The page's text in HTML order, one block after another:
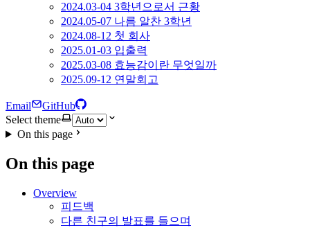
2024.03-04 3학년으로서 근황
2024.05-07 나름 알찬 3학년
2024.08-12 첫 회사
2025.01-03 입출력
2025.03-08 효능감이란 무엇일까
2025.09-12 연말회고
Email
GitHub
Select theme
On this page
On this page
Overview
피드백
다른 친구의 발표를 들으며